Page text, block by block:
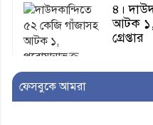
৪।
আটক
গ্রেপ্তার
৫।
ফেসবুকে আমরা